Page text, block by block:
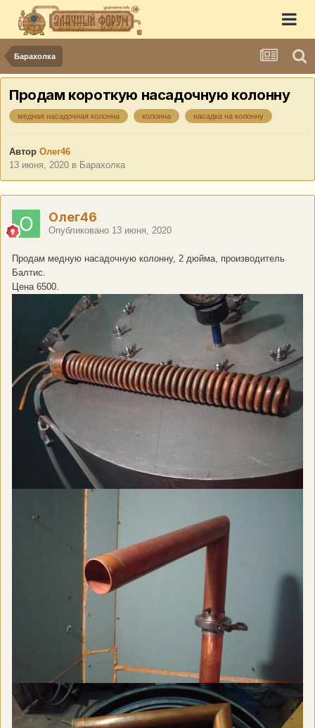
Барахолка
Продам короткую насадочную колонну
медная насадочная колонна колонна насадка на колонну
Автор Олег46
13 июня, 2020 в Барахолка
Олег46
Опубликовано 13 июня, 2020
Продам медную насадочную колонну, 2 дюйма, производитель
Балтис.
Цена 6500.